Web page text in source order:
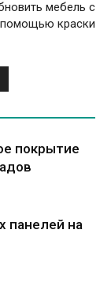
мебель с
помощью краски
покрытие
панелей на